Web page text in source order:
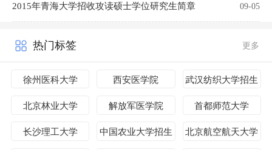
2015年青海大学招收攻读硕士学位研究生简章 09-05
热门标签 更多
徐州医科大学 西安医学院
武汉纺织大学招生
北京林业大学 解放军医学院 首都师范大学
长沙理工大学
中国农业大学招生
北京航空航天大学